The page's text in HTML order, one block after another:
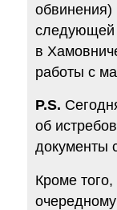
обвинения)
следующей
в
работы с
P.S.
об
документы
Кроме